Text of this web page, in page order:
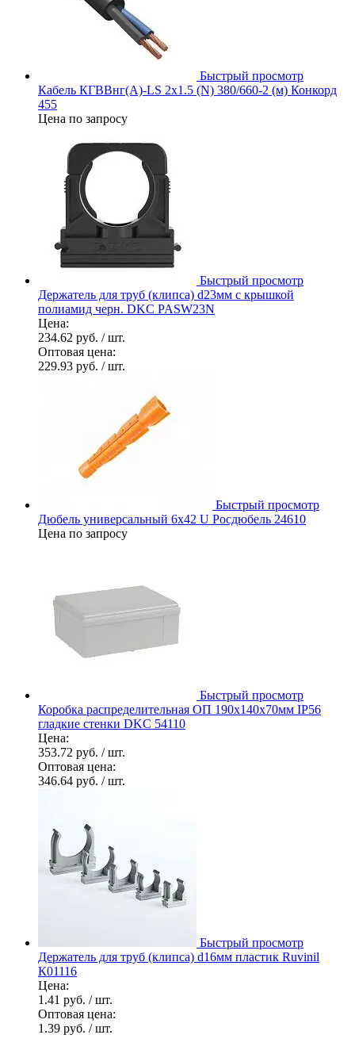
Быстрый просмотр
Кабель КГВВнг(А)-LS 2х1.5 (N) 380/660-2 (м) Конкорд
455
Цена по запросу
Быстрый просмотр
Держатель для труб (клипса) d23мм с крышкой
полиамид черн. DKC PASW23N
Цена:
234.62 руб. / шт.
Оптовая цена:
229.93 руб. / шт.
Быстрый просмотр
Дюбель универсальный 6х42 U Росдюбель 24610
Цена по запросу
Быстрый просмотр
Коробка распределительная ОП 190х140х70мм IP56
гладкие стенки DKC 54110
Цена:
353.72 руб. / шт.
Оптовая цена:
346.64 руб. / шт.
Быстрый просмотр
Держатель для труб (клипса) d16мм пластик Ruvinil
К01116
Цена:
1.41 руб. / шт.
Оптовая цена:
1.39 руб. / шт.